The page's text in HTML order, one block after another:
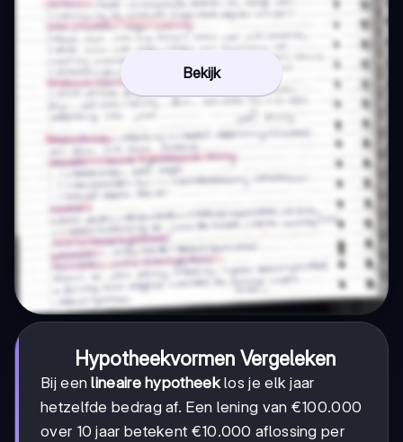
Bekijk
Hypotheekvormen Vergeleken
Bij eenlineaire hypotheeklos je elk jaar
hetzelfde bedrag af. Een lening van €100.000
over 10 jaar betekent €10.000 aflossing per